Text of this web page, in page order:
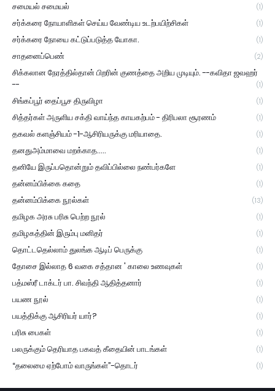
சமையல் சமையல் (1)
சர்க்கரை நோயாளிகள் செய்ய வேண்டிய உடற்பயிற்சிகள் (1)
சர்க்கரை நோயை கட்டுப்படுத்த யோகா. (1)
சாதனைப்பெண் (2)
சிக்கலான நேரத்தில்தான் பிறரின் குணத்தை அறிய முடியும். --கவிதா ஜவஹர்
--
(1)
சிங்கப்பூர் தைப்பூச திருவிழா (1)
சித்தர்கள் அருளிய சக்தி வாய்ந்த காயகற்பம் - திரிபலா சூரணம் (1)
தகவல் களஞ்சியம் -1-ஆசிரியருக்கு மரியாதை. (1)
தனதுஅம்மாவை மறக்காத..... (1)
தனியே இருப்பதொன்றும் தவிப்பில்லை நண்பர்களே (1)
தன்னம்பிக்கை கதை (1)
தன்னம்பிக்கை நூல்கள் (13)
தமிழக அரசு பரிசு பெற்ற நூல் (1)
தமிழகத்தின் இரும்பு மனிதர் (1)
தொட்டதெல்லாம் துலங்க ஆடிப் பெருக்கு (1)
தோசை இல்லாத 6 வகை சத்தான ' காலை உணவுகள் (1)
பத்மஸ்ரீ டாக்டர் பா. சிவந்தி ஆதித்தனார் (1)
பயண நூல் (1)
பயத்திக்கு ஆசிரியர் யார்? (1)
பரிசு பைகள் (1)
பலருக்கும் தெரியாத பகவத் கீதையின் பாடங்கள் (1)
“தலைமை ஏற்போம் வாருங்கள்”-தொடர் (1)